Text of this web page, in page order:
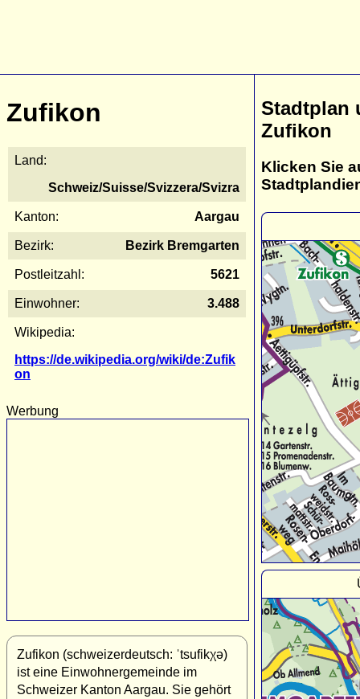
Zufikon
Land:
Schweiz/Suisse/Svizzera/Svizra
Kanton: Aargau
Bezirk: Bezirk Bremgarten
Postleitzahl: 5621
Einwohner: 3.488
Wikipedia:
https://de.wikipedia.org/wiki/de:Zufik
on
Werbung
Zufikon (schweizerdeutsch: ˈtsufikχə)
ist eine Einwohnergemeinde im
Schweizer Kanton Aargau. Sie gehört
Stadtplan
Zufikon
Klicken Sie